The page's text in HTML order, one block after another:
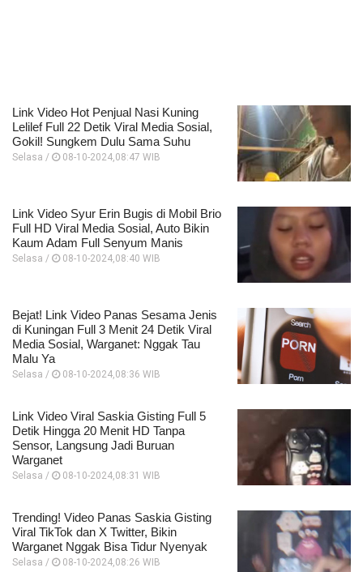
Link Video Hot Penjual Nasi Kuning
Lelilef Full 22 Detik Viral Media Sosial,
Gokil! Sungkem Dulu Sama Suhu
Selasa / 08-10-2024,08:47 WIB
Link Video Syur Erin Bugis di Mobil Brio
Full HD Viral Media Sosial, Auto Bikin
Kaum Adam Full Senyum Manis
Selasa / 08-10-2024,08:40 WIB
Bejat! Link Video Panas Sesama Jenis
di Kuningan Full 3 Menit 24 Detik Viral
Media Sosial, Warganet: Nggak Tau
Malu Ya
Selasa / 08-10-2024,08:36 WIB
Link Video Viral Saskia Gisting Full 5
Detik Hingga 20 Menit HD Tanpa
Sensor, Langsung Jadi Buruan
Warganet
Selasa / 08-10-2024,08:31 WIB
Trending! Video Panas Saskia Gisting
Viral TikTok dan X Twitter, Bikin
Warganet Nggak Bisa Tidur Nyenyak
Selasa / 08-10-2024,08:26 WIB